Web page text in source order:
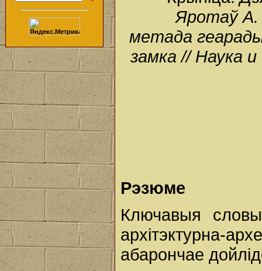
Яротаў А.
метада
замка // Наука
Рэзюме
Ключавыя
архітэктурна-
абарончае